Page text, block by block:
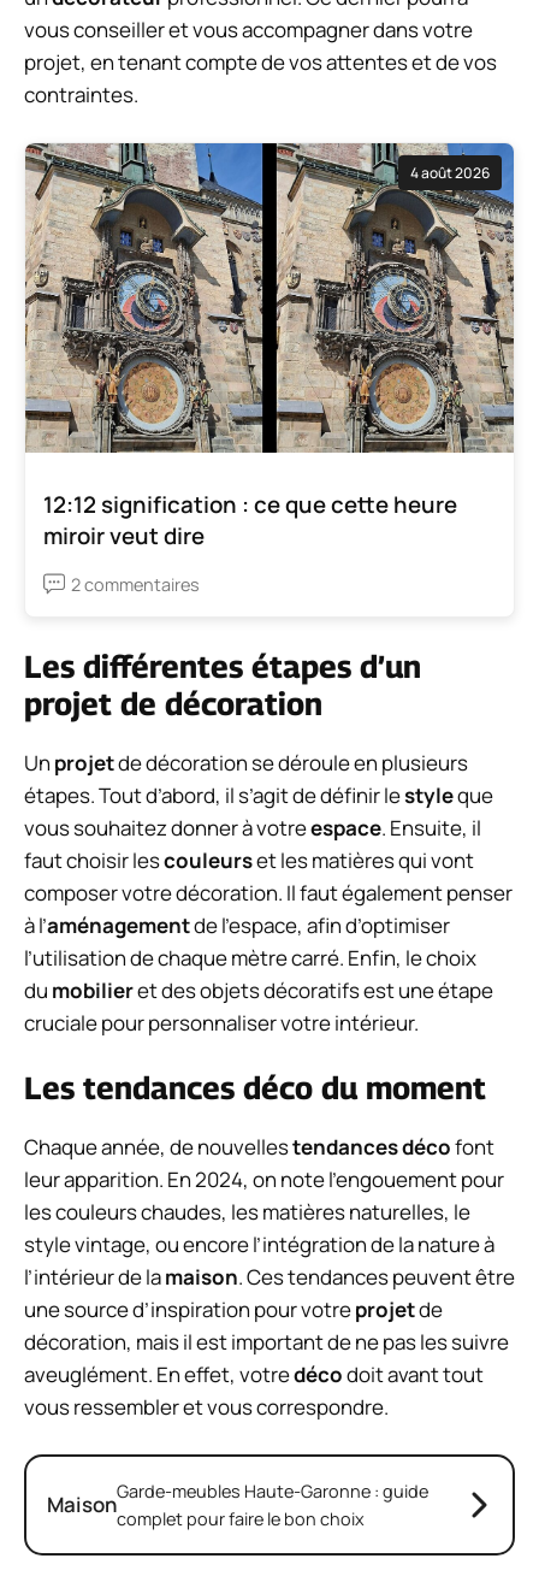
vous conseiller et vous accompagner dans votre
projet, en tenant compte de vos attentes et de vos
contraintes.
4 août 2026
12:12 signification : ce que cette heure
miroir veut dire
2 commentaires
Les différentes étapes d’un
projet de décoration
Un projetde décoration se déroule en plusieurs
étapes. Tout d’abord, il s’agit de définir lestyleque
vous souhaitez donner à votreespace. Ensuite, il
faut choisir lescouleurset les matières qui vont
composer votre décoration. Il faut également penser
à l’aménagementde l’espace, afin d’optimiser
l’utilisation de chaque mètre carré. Enfin, le choix
du mobilieret des objets décoratifs est une étape
cruciale pour personnaliser votre intérieur.
Les tendances déco du moment
Chaque année, de nouvellestendances décofont
leur apparition. En 2024, on note l’engouement pour
les couleurs chaudes, les matières naturelles, le
style vintage, ou encore l’intégration de la nature à
l’intérieur de lamaison. Ces tendances peuvent être
une source d’inspiration pour votreprojetde
décoration, mais il est important de ne pas les suivre
aveuglément. En effet, votredécodoit avant tout
vous ressembler et vous correspondre.
MaisonGarde-meubles Haute-Garonne : guide
complet pour faire le bon choix